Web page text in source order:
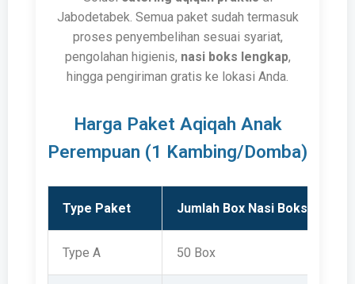
Jabodetabek. Semua paket sudah termasuk
proses penyembelihan sesuai syariat,
pengolahan higienis, nasi boks lengkap,
hingga pengiriman gratis ke lokasi Anda.
Harga Paket Aqiqah Anak
Perempuan (1 Kambing/Domba)
Type Paket Jumlah Box Nasi Boks
Type A 50 Box